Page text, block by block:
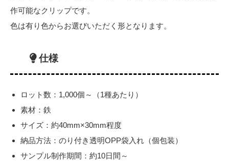
作可能なクリップです。
色は有り色からお選びいただく形となります。
仕様
ロット数：1,000個～（1種あたり）
素材：鉄
サイズ：約40mm×30mm程度
納品方法：のり付き透明OPP袋入れ（個包装）
サンプル制作期間：約10日間～